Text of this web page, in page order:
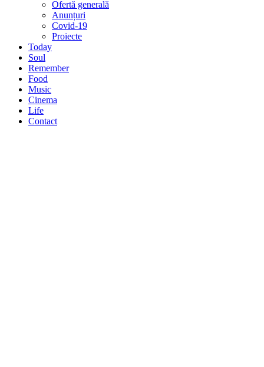
Ofertă generală
Anunțuri
Covid-19
Proiecte
Today
Soul
Remember
Food
Music
Cinema
Life
Contact